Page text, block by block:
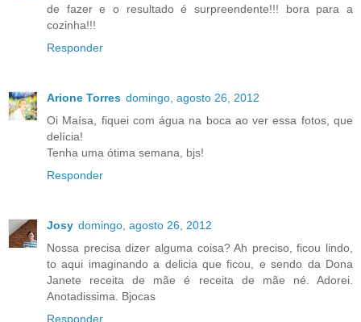
de fazer e o resultado é surpreendente!!! bora para a
cozinha!!!
Responder
Arione Torres domingo, agosto 26, 2012
Oi Maísa, fiquei com água na boca ao ver essa fotos, que
delícia!
Tenha uma ótima semana, bjs!
Responder
Josy domingo, agosto 26, 2012
Nossa precisa dizer alguma coisa? Ah preciso, ficou lindo,
to aqui imaginando a delicia que ficou, e sendo da Dona
Janete receita de mãe é receita de mãe né. Adorei.
Anotadissima. Bjocas
Responder